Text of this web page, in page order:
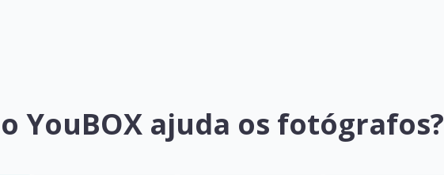
YouBOX ajuda os fotógrafos?